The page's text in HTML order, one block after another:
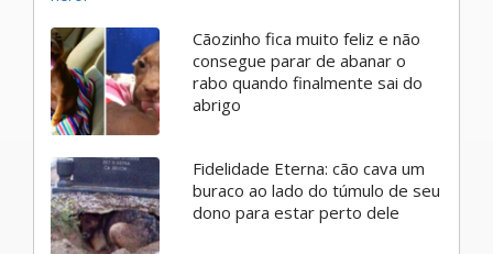
Cãozinho fica muito feliz e não
consegue parar de abanar o
rabo quando finalmente sai do
abrigo
Fidelidade Eterna: cão cava um
buraco ao lado do túmulo de seu
dono para estar perto dele